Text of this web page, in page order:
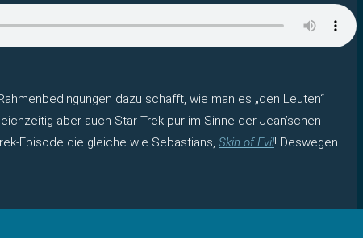
dazu schafft, wie man es „den Leuten“
aber auch Star Trek pur im Sinne der Jean’schen
Episode die gleiche wie Sebastians, Skin of Evil! Deswegen